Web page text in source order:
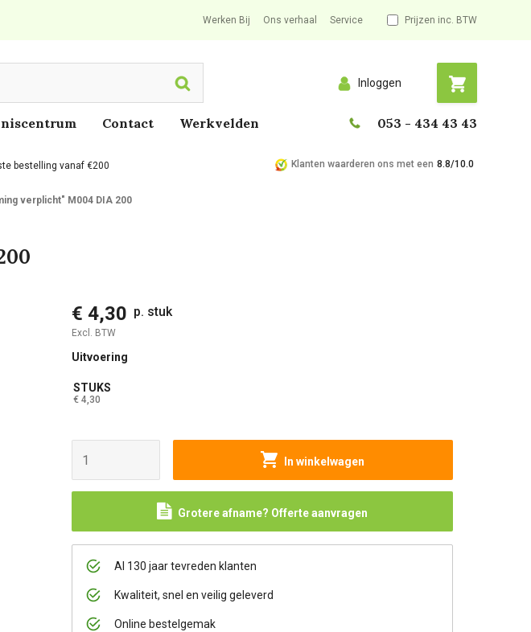
Werken Bij Ons verhaal Service Prijzen inc. BTW
Search Inloggen
Contact Werkvelden 053 - 434 43 43
bestelling vanaf €200 Klanten waarderen ons met een 8.8/10.0
verplicht" M004 DIA 200
€ 4,30 p. stuk
Excl. BTW
Uitvoering
STUKS
€ 4,30
In winkelwagen
Grotere afname? Offerte aanvragen
Al 130 jaar tevreden klanten
Kwaliteit, snel en veilig geleverd
Online bestelgemak